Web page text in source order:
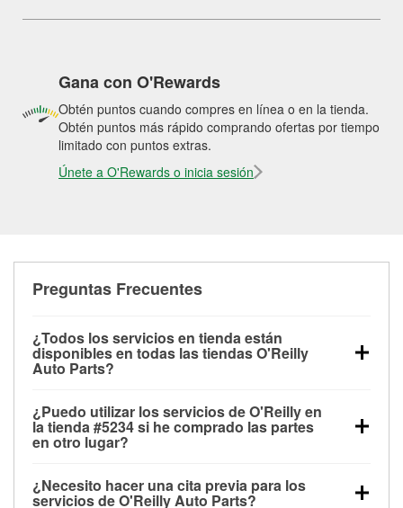
Gana con O'Rewards
Obtén puntos cuando compres en línea o en la tienda.
Obtén puntos más rápido comprando ofertas por tiempo
limitado con puntos extras.
Únete a O'Rewards o inicia sesión
Preguntas Frecuentes
¿Todos los servicios en tienda están
disponibles en todas las tiendas O'Reilly
Auto Parts?
las pruebas de batería, pruebas de alternador y
motor de arranque, revisión de la luz “Check Engine”
con O'Reilly VeriScan® e instalación de
limpiaparabrisas o bombillas, están disponibles en
todas las tiendas O'Reilly Auto Parts. La tienda
¿Puedo utilizar los servicios de O'Reilly en
la tienda #5234 si he comprado las partes
en otro lugar?
de O'Reilly Auto Parts que estén disponibles en la
¿Necesito hacer una cita previa para los
servicios de O'Reilly Auto Parts?